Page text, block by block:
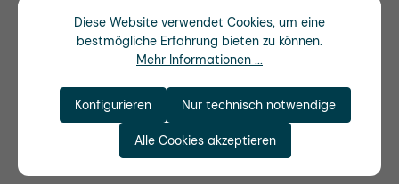
Diese Website verwendet Cookies, um eine
bestmögliche Erfahrung bieten zu können.
Mehr Informationen ...
Nur technisch notwendige
Konfigurieren
Alle Cookies akzeptieren